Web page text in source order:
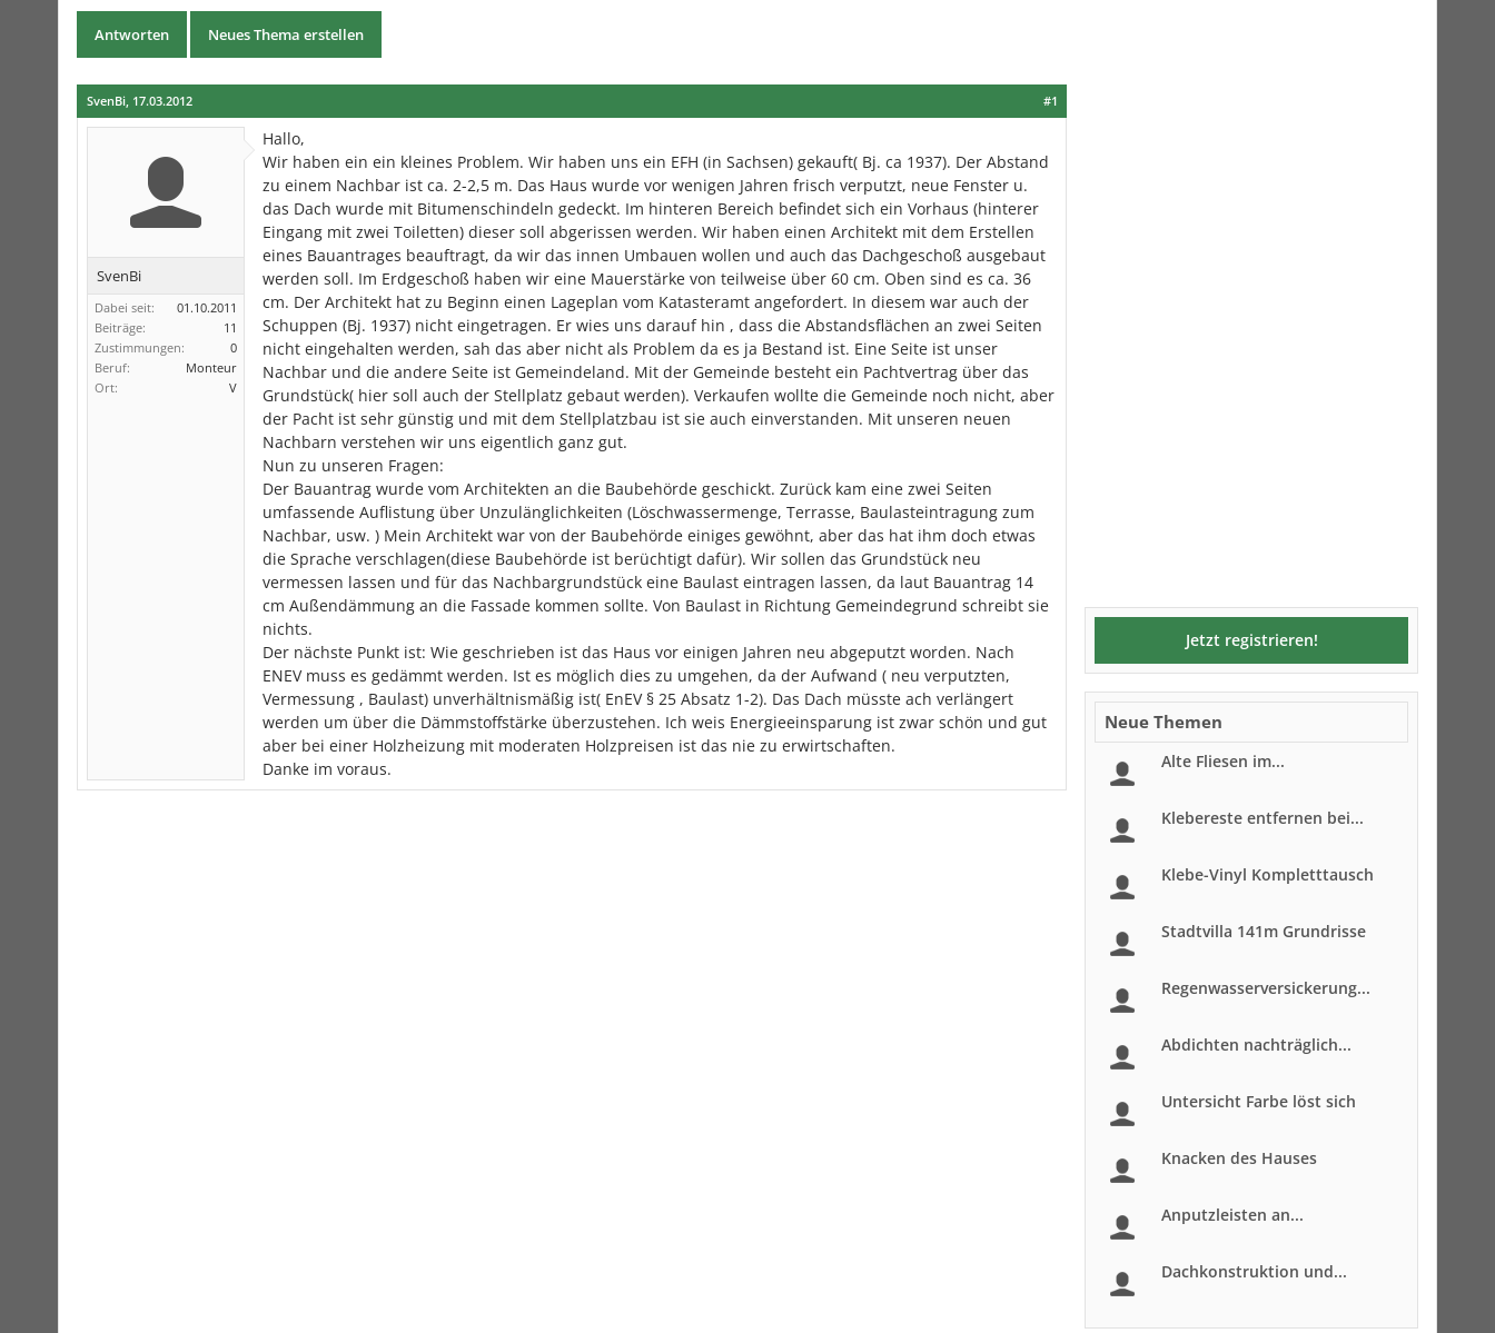
Antworten Neues Thema erstellen
#1
SvenBi, 17.03.2012
SvenBi
Dabei seit:
01.10.2011
Beiträge:
11
Zustimmungen:
0
Beruf:
Monteur
Ort:
V
Hallo,
Wir haben ein ein kleines Problem. Wir haben uns ein EFH (in Sachsen) gekauft( Bj. ca 1937). Der Abstand
zu einem Nachbar ist ca. 2-2,5 m. Das Haus wurde vor wenigen Jahren frisch verputzt, neue Fenster u.
das Dach wurde mit Bitumenschindeln gedeckt. Im hinteren Bereich befindet sich ein Vorhaus (hinterer
Eingang mit zwei Toiletten) dieser soll abgerissen werden. Wir haben einen Architekt mit dem Erstellen
eines Bauantrages beauftragt, da wir das innen Umbauen wollen und auch das Dachgeschoß ausgebaut
werden soll. Im Erdgeschoß haben wir eine Mauerstärke von teilweise über 60 cm. Oben sind es ca. 36
cm. Der Architekt hat zu Beginn einen Lageplan vom Katasteramt angefordert. In diesem war auch der
Schuppen (Bj. 1937) nicht eingetragen. Er wies uns darauf hin , dass die Abstandsflächen an zwei Seiten
nicht eingehalten werden, sah das aber nicht als Problem da es ja Bestand ist. Eine Seite ist unser
Nachbar und die andere Seite ist Gemeindeland. Mit der Gemeinde besteht ein Pachtvertrag über das
Grundstück( hier soll auch der Stellplatz gebaut werden). Verkaufen wollte die Gemeinde noch nicht, aber
der Pacht ist sehr günstig und mit dem Stellplatzbau ist sie auch einverstanden. Mit unseren neuen
Nachbarn verstehen wir uns eigentlich ganz gut.
Nun zu unseren Fragen:
Der Bauantrag wurde vom Architekten an die Baubehörde geschickt. Zurück kam eine zwei Seiten
umfassende Auflistung über Unzulänglichkeiten (Löschwassermenge, Terrasse, Baulasteintragung zum
Nachbar, usw. ) Mein Architekt war von der Baubehörde einiges gewöhnt, aber das hat ihm doch etwas
die Sprache verschlagen(diese Baubehörde ist berüchtigt dafür). Wir sollen das Grundstück neu
vermessen lassen und für das Nachbargrundstück eine Baulast eintragen lassen, da laut Bauantrag 14
cm Außendämmung an die Fassade kommen sollte. Von Baulast in Richtung Gemeindegrund schreibt sie
nichts.
Der nächste Punkt ist: Wie geschrieben ist das Haus vor einigen Jahren neu abgeputzt worden. Nach
ENEV muss es gedämmt werden. Ist es möglich dies zu umgehen, da der Aufwand ( neu verputzten,
Vermessung , Baulast) unverhältnismäßig ist( EnEV § 25 Absatz 1-2). Das Dach müsste ach verlängert
werden um über die Dämmstoffstärke überzustehen. Ich weis Energieeinsparung ist zwar schön und gut
aber bei einer Holzheizung mit moderaten Holzpreisen ist das nie zu erwirtschaften.
Danke im voraus.
Jetzt registrieren!
Neue Themen
Alte Fliesen im...
Klebereste entfernen bei...
Klebe-Vinyl Kompletttausch
Stadtvilla 141m Grundrisse
Regenwasserversickerung...
Abdichten nachträglich...
Untersicht Farbe löst sich
Knacken des Hauses
Anputzleisten an...
Dachkonstruktion und...